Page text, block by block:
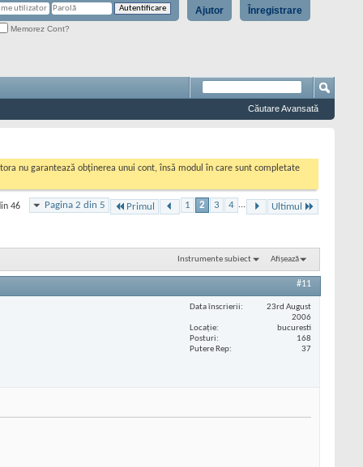
Înregistrare
Ajutor
Memorez Cont?
Căutare Avansată
nu garantează obținerea unui cont, însă modul în care sunt completate
Pagina 2 din 5 Primul 1 2 3 4 ... Ultimul
46
Instrumente subiect Afișează
#11
Data înscrierii
23rd August
2006
Locaţie
bucuresti
Posturi
168
Putere Rep
37